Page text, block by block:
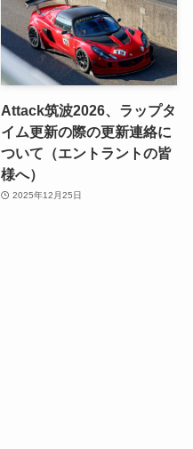
Attack筑波2026、ラップタ
イム更新の際の更新連絡に
ついて（エントラントの皆
様へ）
2025年12月25日